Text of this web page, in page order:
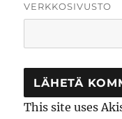
VERKKOSIVUSTO
This site uses